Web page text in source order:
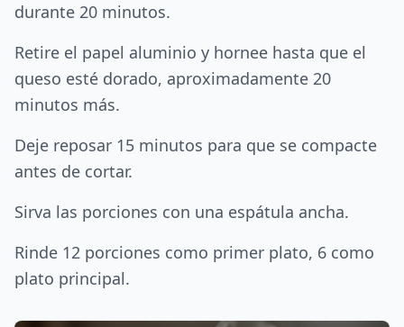
durante 20 minutos.
Retire el papel aluminio y hornee hasta que el
queso esté dorado, aproximadamente 20
minutos más.
Deje reposar 15 minutos para que se compacte
antes de cortar.
Sirva las porciones con una espátula ancha.
Rinde 12 porciones como primer plato, 6 como
plato principal.